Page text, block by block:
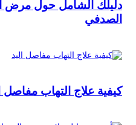
دليلك الشامل حول مرض
الصدفي
كيفية علاج التهاب مفاصل